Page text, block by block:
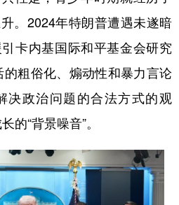
。2024年特朗普遭遇未遂暗
卡内基国际和平基金会研究
的粗俗化、煽动性和暴力言论
决政治问题的合法方式的观
的“背景噪音”。